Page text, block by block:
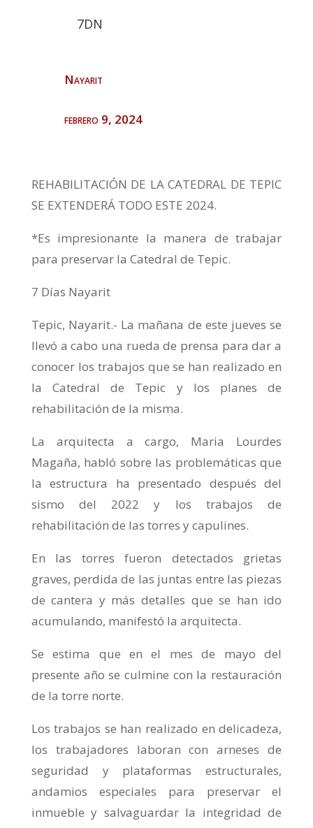
7DN
Nayarit
febrero 9, 2024
REHABILITACIÓN DE LA CATEDRAL DE TEPIC
SE EXTENDERÁ TODO ESTE 2024.
*Es impresionante la manera de trabajar
para preservar la Catedral de Tepic.
7 Días Nayarit
Tepic, Nayarit.- La mañana de este jueves se
llevó a cabo una rueda de prensa para dar a
conocer los trabajos que se han realizado en
la Catedral de Tepic y los planes de
rehabilitación de la misma.
La arquitecta a cargo, Maria Lourdes
Magaña, habló sobre las problemáticas que
la estructura ha presentado después del
sismo del 2022 y los trabajos de
rehabilitación de las torres y capulines.
En las torres fueron detectados grietas
graves, perdida de las juntas entre las piezas
de cantera y más detalles que se han ido
acumulando, manifestó la arquitecta.
Se estima que en el mes de mayo del
presente año se culmine con la restauración
de la torre norte.
Los trabajos se han realizado en delicadeza,
los trabajadores laboran con arneses de
seguridad y plataformas estructurales,
andamios especiales para preservar el
inmueble y salvaguardar la integridad de